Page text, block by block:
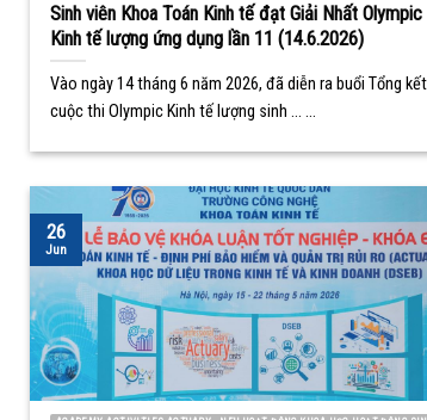
Sinh viên Khoa Toán Kinh tế đạt Giải Nhất Olympic
Kinh tế lượng ứng dụng lần 11 (14.6.2026)
Vào ngày 14 tháng 6 năm 2026, đã diễn ra buổi Tổng kết
cuộc thi Olympic Kinh tế lượng sinh ... ...
26
Jun